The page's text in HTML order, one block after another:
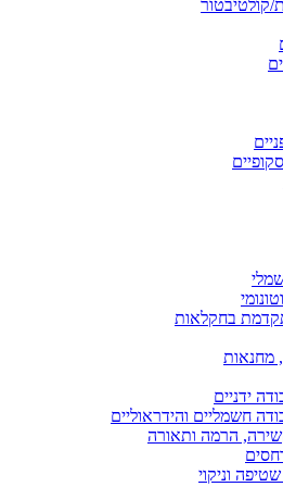
קולטיבטור
בחקלאות
מחנאות
ידניים
חשמליים והידראוליים
הרמה ותאורה
וניקוי